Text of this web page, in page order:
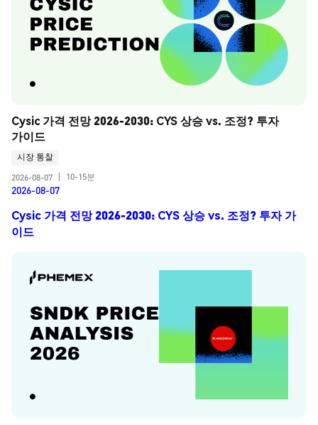
Cysic 가격 전망 2026-2030: CYS 상승 vs. 조정? 투자
가이드
시장 통찰
2026-08-07
10-15분
2026-08-07
Cysic 가격 전망 2026-2030: CYS 상승 vs. 조정? 투자 가
이드